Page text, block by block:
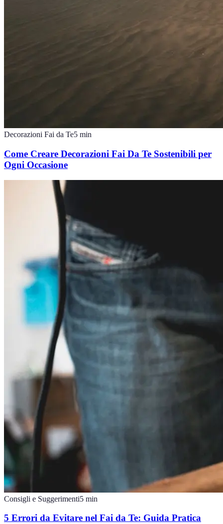
Decorazioni Fai da Te5 min
Come Creare Decorazioni Fai Da Te Sostenibili per
Ogni Occasione
Consigli e Suggerimenti5 min
5 Errori da Evitare nel Fai da Te: Guida Pratica